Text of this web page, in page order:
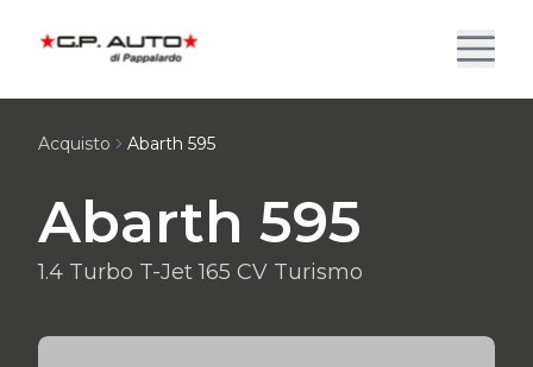
Acquisto Abarth 595
Abarth 595
1.4 Turbo T-Jet 165 CV Turismo